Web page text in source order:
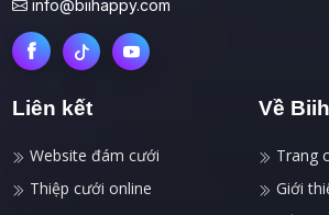
info@biihappy.com
Liên kết
Website đám cưới
Thiệp cưới online
Về
Trang
Giới